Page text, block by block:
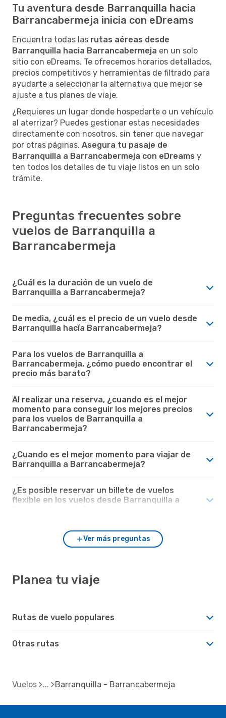
Tu aventura desde Barranquilla hacia
Barrancabermeja inicia con eDreams
Encuentra todas las rutas aéreas desde
Barranquilla hacia Barrancabermeja en un solo
sitio con eDreams. Te ofrecemos horarios detallados,
precios competitivos y herramientas de filtrado para
ayudarte a seleccionar la alternativa que mejor se
ajuste a tus planes de viaje.
¿Requieres un lugar donde hospedarte o un vehículo
al aterrizar? Puedes gestionar estas necesidades
directamente con nosotros, sin tener que navegar
por otras páginas. Asegura tu pasaje de
Barranquilla a Barrancabermeja con eDreams y
ten todos los detalles de tu viaje listos en un solo
trámite.
Preguntas frecuentes sobre
vuelos de Barranquilla a
Barrancabermeja
¿Cuál es la duración de un vuelo de
Barranquilla a Barrancabermeja?
De media, ¿cuál es el precio de un vuelo desde
Barranquilla hacía Barrancabermeja?
Para los vuelos de Barranquilla a
Barrancabermeja, ¿cómo puedo encontrar el
precio más barato?
Al realizar una reserva, ¿cuando es el mejor
momento para conseguir los mejores precios
para los vuelos de Barranquilla a
Barrancabermeja?
¿Cuando es el mejor momento para viajar de
Barranquilla a Barrancabermeja?
¿Es posible reservar un billete de vuelos
flexible en los vuelos desde Barranquilla a
Ver más preguntas
Planea tu viaje
Rutas de vuelo populares
Otras rutas
Vuelos Barranquilla - Barrancabermeja